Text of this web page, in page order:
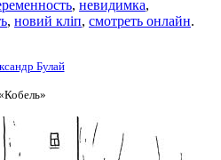
, невидимка,
, новий кліп, смотреть онлайн.
Булай